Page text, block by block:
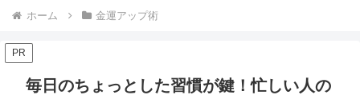
ホーム 金運アップ術
PR
毎日のちょっとした習慣が鍵！忙しい人の